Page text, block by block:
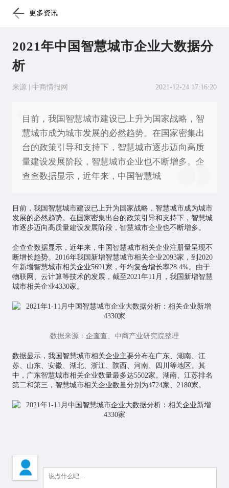
更多资讯
2021年中国智慧城市企业大数据分
析
来源 | 中商情报网 2021-12-24 17:16:20
目前，我国智慧城市建设已上升为国家战略，智
慧城市成为城市发展的必然趋势。在国家密集出
台的政策引导和支持下，智慧城市逐步迈向高质
量建设发展阶段，智慧城市企业也不断增多。企
查查数据显示，近年来，中国智慧城
目前，我国 智慧城市建设已上升为国家战略，智慧城市成为城市
发展的必然趋势。在国家密集出台的政策引导和支持下，智慧城
市逐步迈向高质量建设发展阶段，智慧城市企业也不断增多。
企查查数据显示，近年来，中国智慧城市相关企业注册量呈现不
断增长趋势。2016年我国新增智慧城市相关企业2093家，到2020
年新增智慧城市相关企业5691家，年均复合增长率28.4%。由于
物联网 、云计算等技术的发展，截至2021年11月，我国新增智慧
城市相关企业4330家。
数据来源：企查查、中商产业研究院整理
数据显示，我国智慧城市相关企业主要分布在广东、湖南、江
苏、山东、安徽、湖北、浙江、陕西、河南、四川等地区。其
中，广东智慧城市相关企业数量最多达5502家。湖南、江苏排名
第二和第三，智慧城市相关企业数量分别为4724家、2180家。